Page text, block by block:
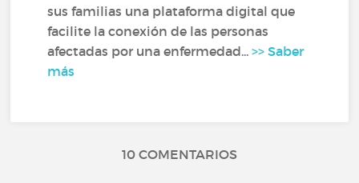
sus familias una plataforma digital que
facilite la conexión de las personas
afectadas por una enfermedad...>> Saber
más
10 COMENTARIOS